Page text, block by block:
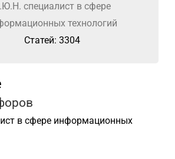
специалист в сфере
технологий
Cтатей: 3304
в сфере информационных